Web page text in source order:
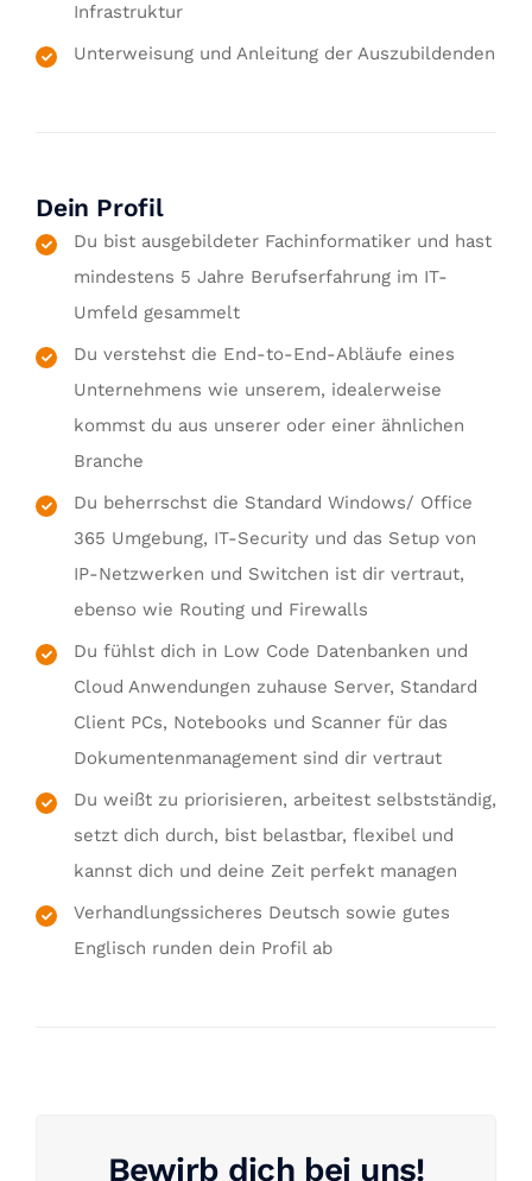
Infrastruktur
Unterweisung und Anleitung der Auszubildenden
Dein Profil
Du bist ausgebildeter Fachinformatiker und hast
mindestens 5 Jahre Berufserfahrung im IT-
Umfeld gesammelt
Du verstehst die End-to-End-Abläufe eines
Unternehmens wie unserem, idealerweise
kommst du aus unserer oder einer ähnlichen
Branche
Du beherrschst die Standard Windows/ Office
365 Umgebung, IT-Security und das Setup von
IP-Netzwerken und Switchen ist dir vertraut,
ebenso wie Routing und Firewalls
Du fühlst dich in Low Code Datenbanken und
Cloud Anwendungen zuhause Server, Standard
Client PCs, Notebooks und Scanner für das
Dokumentenmanagement sind dir vertraut
Du weißt zu priorisieren, arbeitest selbstständig,
setzt dich durch, bist belastbar, flexibel und
kannst dich und deine Zeit perfekt managen
Verhandlungssicheres Deutsch sowie gutes
Englisch runden dein Profil ab
Bewirb dich bei uns!